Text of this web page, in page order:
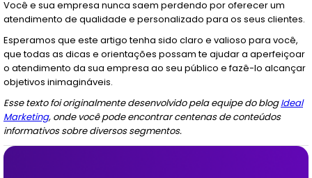
Você e sua empresa nunca saem perdendo por oferecer um
atendimento de qualidade e personalizado para os seus clientes.
Esperamos que este artigo tenha sido claro e valioso para você,
que todas as dicas e orientações possam te ajudar a aperfeiçoar
o atendimento da sua empresa ao seu público e fazê-lo alcançar
objetivos inimagináveis.
Esse texto foi originalmente desenvolvido pela equipe do blogIdeal
Marketing, onde você pode encontrar centenas de conteúdos
informativos sobre diversos segmentos.